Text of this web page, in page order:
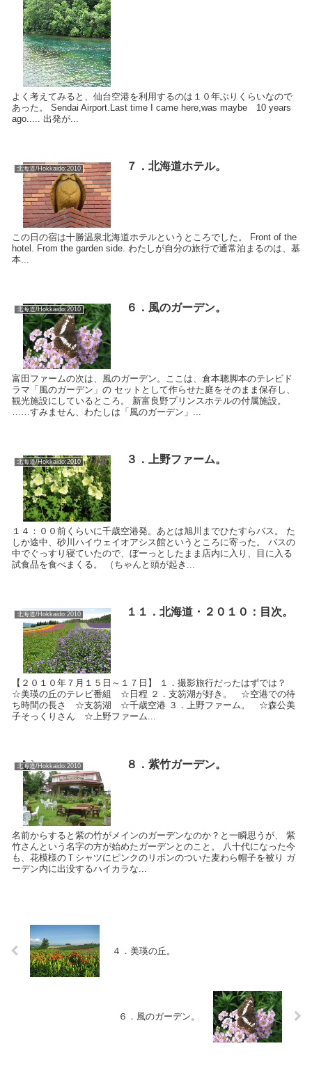
よく考えてみると、仙台空港を利用するのは１０年ぶりくらいなので
あった。 Sendai Airport.Last time I came here,was maybe 10 years
ago..... 出発が...
北海道/Hokkaido:2010 ７．北海道ホテル。
この日の宿は十勝温泉北海道ホテルというところでした。 Front of the
hotel. From the garden side. わたしが自分の旅行で通常泊まるのは、基
本...
北海道/Hokkaido:2010 ６．風のガーデン。
富田ファームの次は、風のガーデン。ここは、倉本聰脚本のテレビド
ラマ「風のガーデン」の セットとして作らせた庭をそのまま保存し、
観光施設にしているところ。 新富良野プリンスホテルの付属施設。
……すみません、わたしは「風のガーデン」...
北海道/Hokkaido:2010 ３．上野ファーム。
１４：００前くらいに千歳空港発。あとは旭川までひたすらバス。 た
しか途中、砂川ハイウェイオアシス館というところに寄った。 バスの
中でぐっすり寝ていたので、ぼーっとしたまま店内に入り、目に入る
試食品を食べまくる。 （ちゃんと頭が起き...
北海道/Hokkaido:2010 １１．北海道・２０１０：目次。
【２０１０年７月１５日～１７日】 １．撮影旅行だったはずでは？
☆美瑛の丘のテレビ番組 ☆日程 ２．支笏湖が好き。 ☆空港での待
ち時間の長さ ☆支笏湖 ☆千歳空港 ３．上野ファーム。 ☆森公美
子そっくりさん ☆上野ファーム...
北海道/Hokkaido:2010 ８．紫竹ガーデン。
名前からすると紫の竹がメインのガーデンなのか？と一瞬思うが、 紫
竹さんという名字の方が始めたガーデンとのこと。 八十代になった今
も、花模様のＴシャツにピンクのリボンのついた麦わら帽子を被り ガ
ーデン内に出没するハイカラな...
４．美瑛の丘。
６．風のガーデン。